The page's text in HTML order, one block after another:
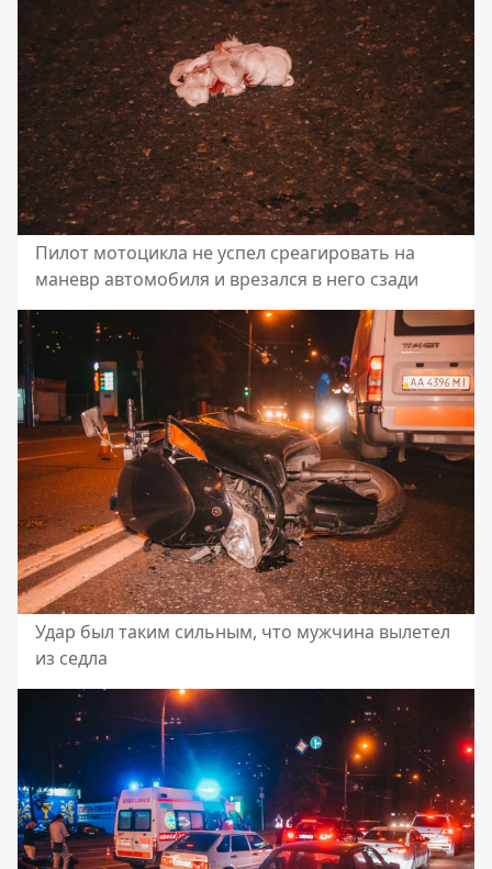
Пилот мотоцикла не успел среагировать на
маневр автомобиля и врезался в него сзади
Удар был таким сильным, что мужчина вылетел
из седла